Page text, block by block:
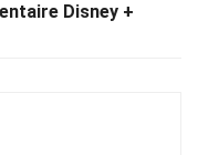
Disney +